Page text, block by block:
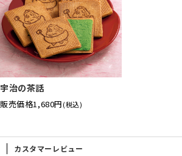
宇治の茶話
販売価格1,680円(税込)
カスタマーレビュー